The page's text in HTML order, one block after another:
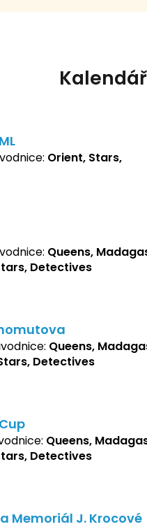
Orient, Stars,
Queens,
Detectives
Queens,
Detectives
Queens,
Detectives
Memoriál J. Krocové